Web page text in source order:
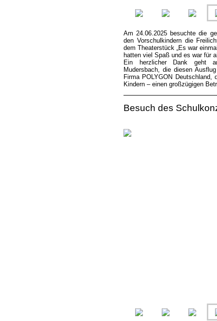
Am 24.06.2025 besuchte die
den Vorschulkindern die
dem Theaterstück „Es war
hatten viel Spaß und es war für
Ein herzlicher Dank geht
Mudersbach, die diesen
Firma POLYGON Deutschland,
Kindern – einen großzügigen
Besuch des